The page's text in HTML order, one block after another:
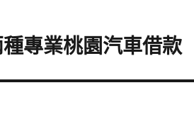
專業桃園汽車借款